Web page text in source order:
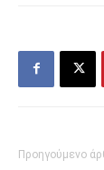
Προηγούμενο